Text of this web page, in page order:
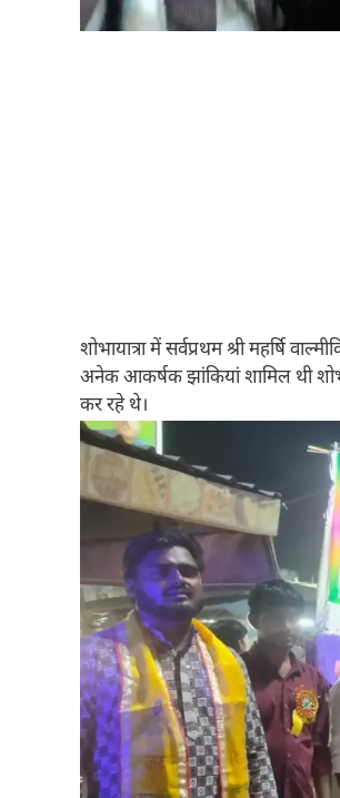
शोभायात्रा में सर्वप्रथम श्री महर्षि
अनेक आकर्षक झांकियां शामिल थी
कर रहे थे।